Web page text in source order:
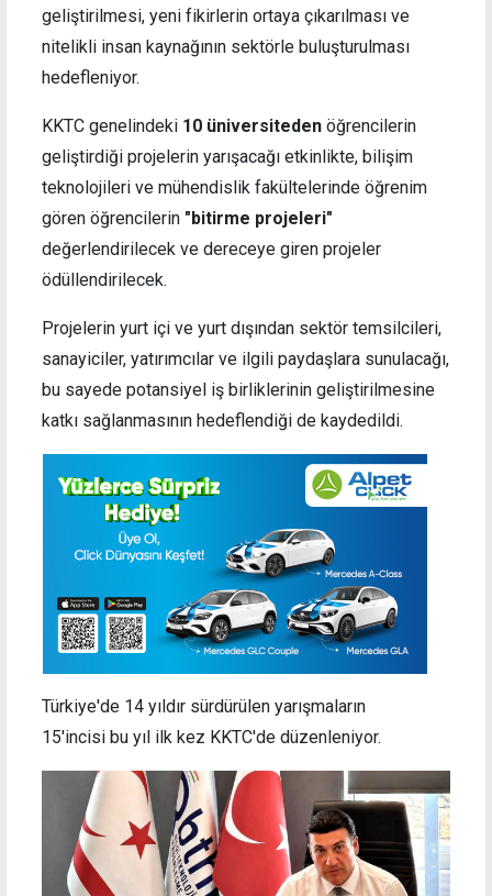
geliştirilmesi, yeni fikirlerin ortaya çıkarılması ve
nitelikli insan kaynağının sektörle buluşturulması
hedefleniyor.
KKTC genelindeki 10 üniversiteden öğrencilerin
geliştirdiği projelerin yarışacağı etkinlikte, bilişim
teknolojileri ve mühendislik fakültelerinde öğrenim
gören öğrencilerin "bitirme projeleri"
değerlendirilecek ve dereceye giren projeler
ödüllendirilecek.
Projelerin yurt içi ve yurt dışından sektör temsilcileri,
sanayiciler, yatırımcılar ve ilgili paydaşlara sunulacağı,
bu sayede potansiyel iş birliklerinin geliştirilmesine
katkı sağlanmasının hedeflendiği de kaydedildi.
Türkiye'de 14 yıldır sürdürülen yarışmaların
15'incisi bu yıl ilk kez KKTC'de düzenleniyor.